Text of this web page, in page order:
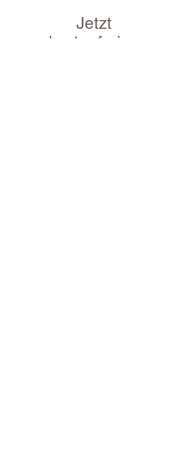
Jetzt
kostenfreien